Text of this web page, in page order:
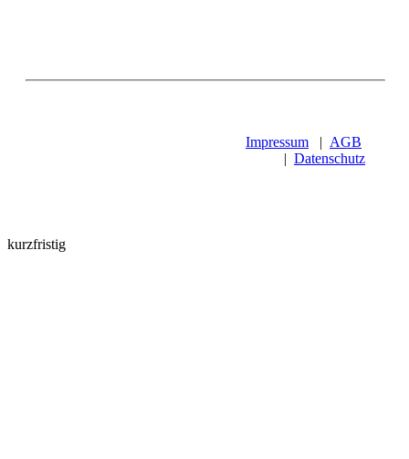
Impressum | AGB
| Datenschutz
kurzfristig